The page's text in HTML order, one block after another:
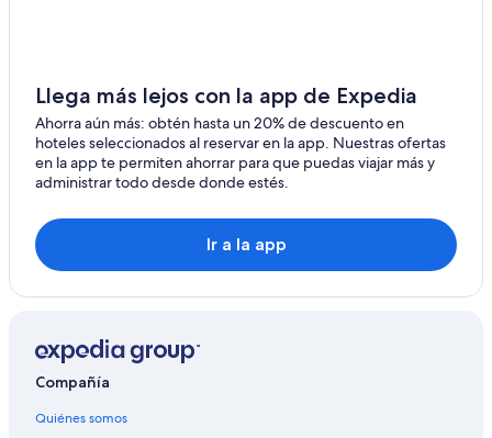
Llega más lejos con la app de Expedia
Ahorra aún más: obtén hasta un 20% de descuento en
hoteles seleccionados al reservar en la app. Nuestras ofertas
en la app te permiten ahorrar para que puedas viajar más y
administrar todo desde donde estés.
Ir a la app
Compañía
Quiénes somos